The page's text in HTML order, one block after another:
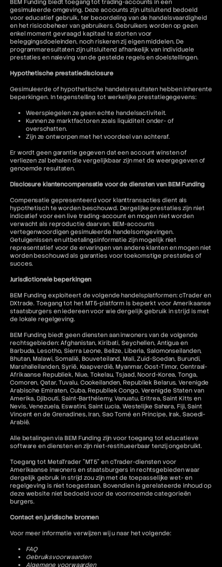
BEM Funding biedt toegang tot trading-accounts in een
gesimuleerde omgeving. Deze accounts zijn uitsluitend bedoeld
voor educatief gebruik, ter beoordeling van de handelsvaardigheid
en het risicobeheer van gebruikers. Gebruikers worden op geen
enkel moment gevraagd kapitaal te storten voor
beleggingsdoeleinden, noch riskeren zij eigen middelen. De
programmaresultaten zijn uitsluitend afhankelijk van individuele
prestaties en naleving van de gestelde regels en doelstellingen.
Hypothetische prestatiedisclosure
Gesimuleerde of hypothetische handelsresultaten hebben inherente
beperkingen. In tegenstelling tot werkelijke prestatiegegevens:
Weerspiegelen ze geen echte handelsactiviteit.
Kunnen ze marktfactoren zoals liquiditeit onder- of
overschatten.
Zijn ze ontworpen met het voordeel van achteraf.
Er wordt geen garantie gegeven dat een account winsten of
verliezen zal behalen die vergelijkbaar zijn met de weergegeven of
genoemde resultaten.
Disclosure klantencompensatie voor de diensten van BEM Funding
Compensatie gepresenteerd voor klanttransacties dient als
hypothetisch te worden beschouwd. Dergelijke prestaties zijn niet
indicatief voor een live trading-account en mogen niet worden
verwacht als reproductie daarvan. BEM-accounts
vertegenwoordigen gesimuleerde handelsomgevingen.
Getuigenissen en uitbetalingsinformatie zijn mogelijk niet
representatief voor de ervaringen van andere klanten en mogen niet
worden beschouwd als garanties voor toekomstige prestaties of
succes.
Jurisdictionele beperkingen
BEM Funding exploiteert de volgende handelsplatformen: cTrader en
DXtrade. Toegang tot het MT5-platform is beperkt voor Amerikaanse
staatsburgers en iedereen voor wie dergelijk gebruik in strijd is met
de lokale regelgeving.
BEM Funding biedt geen diensten aan inwoners van de volgende
rechtsgebieden: Afghanistan, Kiribati, Seychellen, Antigua en
Barbuda, Lesotho, Sierra Leone, Belize, Liberia, Salomonseilanden,
Bhutan, Malawi, Somalië, Bouveteiland, Mali, Zuid-Soedan, Burundi,
Marshalleilanden, Syrië, Kaapverdië, Myanmar, Oost-Timor, Centraal-
Afrikaanse Republiek, Niue, Tokelau, Tsjaad, Noord-Korea, Tonga,
Comoren, Qatar, Tuvalu, Cookeilanden, Republiek Belarus, Verenigde
Arabische Emiraten, Cuba, Republiek Congo, Verenigde Staten van
Amerika, Djibouti, Saint-Barthélemy, Vanuatu, Eritrea, Saint Kitts en
Nevis, Venezuela, Eswatini, Saint Lucia, Westelijke Sahara, Fiji, Saint
Vincent en de Grenadines, Iran, Sao Tomé en Príncipe, Irak, Saoedi-
Arabië.
Alle betalingen via BEM Funding zijn voor toegang tot educatieve
software en diensten en zijn niet-restitueerbaar tenzij ongebruikt.
Toegang tot MetaTrader "MT5" en cTrader-diensten voor
Amerikaanse inwoners en staatsburgers in rechtsgebieden waar
dergelijk gebruik in strijd zou zijn met de toepasselijke wet- en
regelgeving is niet toegestaan. Bovendien is gerelateerde inhoud op
deze website niet bedoeld voor de voornoemde categorieën
burgers.
Contact en juridische bronnen
Voor meer informatie verwijzen wij u naar het volgende:
FAQ
Gebruiksvoorwaarden
Algemene voorwaarden